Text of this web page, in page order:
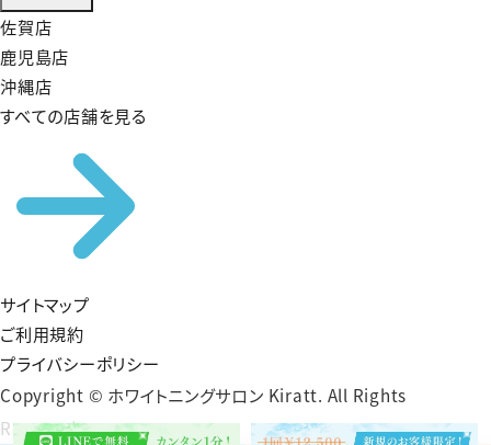
佐賀店
鹿児島店
沖縄店
すべての店舗を見る
サイトマップ
ご利用規約
プライバシーポリシー
Copyright © ホワイトニングサロン Kiratt. All Rights
Reserved.